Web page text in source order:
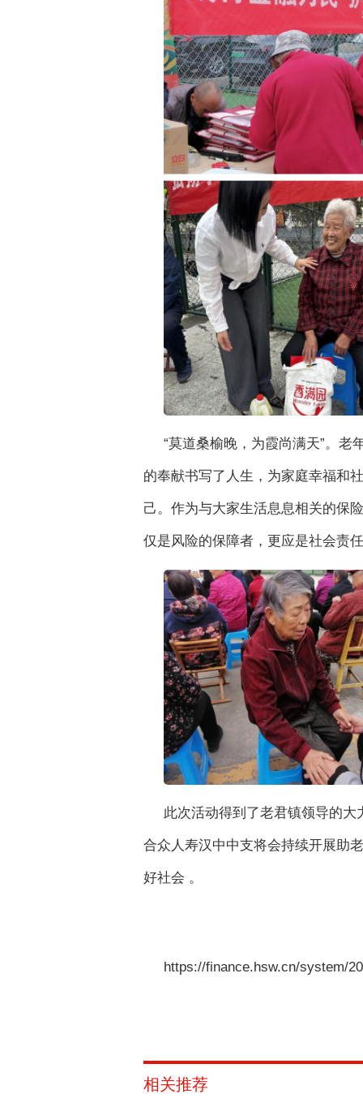
“莫道桑榆晚，为霞尚满天”。
的奉献书写了人生，为家庭幸福和
己。作为与大家生活息息相关的保
仅是风险的保障者，更应是社会责
此次活动得到了老君镇领导的
合众人寿汉中中支将会持续开展助
好社会 。
https://finance.hsw.cn/system/
相关推荐